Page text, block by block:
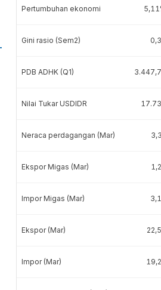
Pertumbuhan ekonomi
Gini rasio (Sem2)
PDB ADHK (Q1)
Nilai Tukar USDIDR
Neraca perdagangan (Mar)
Ekspor Migas (Mar)
Impor Migas (Mar)
Ekspor (Mar)
Impor (Mar)